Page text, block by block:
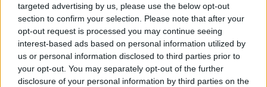
targeted advertising by us, please use the below opt-out
section to confirm your selection. Please note that after your
opt-out request is processed you may continue seeing
interest-based ads based on personal information utilized by
us or personal information disclosed to third parties prior to
your opt-out. You may separately opt-out of the further
disclosure of your personal information by third parties on the
UGT denuncia una sentencia del
Constitucional que avala el despido a
una mujer por una baja médica